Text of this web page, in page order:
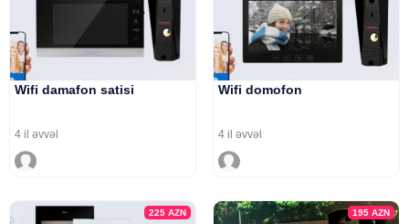
Wifi damafon satisi
4 il əvvəl
Wifi domofon
4 il əvvəl
225AZN 195 AZN